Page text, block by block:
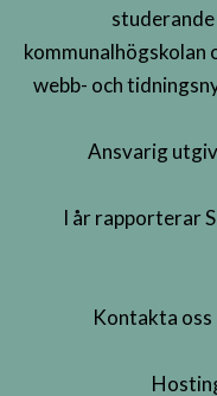
studerande
kommunalhögskolan
webb- och
Ansvarig
I år rapporterar
Kontakta oss